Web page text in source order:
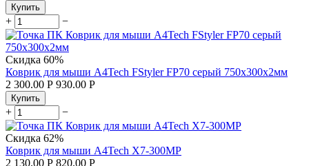
Купить
+ −
Скидка 60%
Коврик для мыши A4Tech FStyler FP70 серый 750x300x2мм
2 300.00 Р 930.00 Р
Купить
+ −
Скидка 62%
Коврик для мыши A4Tech X7-300MP
2 130.00 Р 820.00 Р